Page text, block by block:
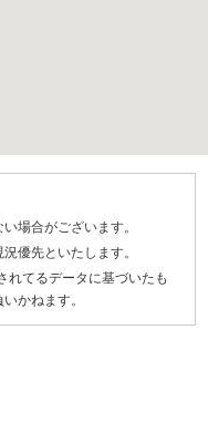
場合がございます。
優先といたします。
れてるデータに基づいたも
かねます。